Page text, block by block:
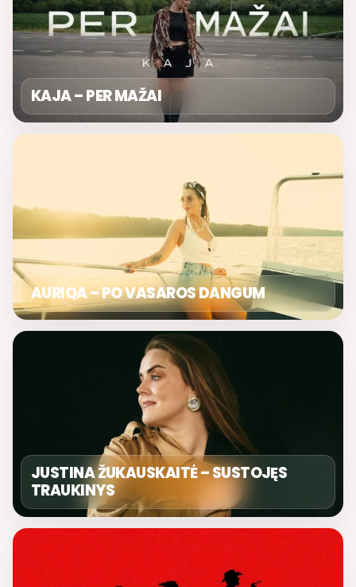
KAJA – PER MAŽAI
AURIQA – PO VASAROS DANGUM
JUSTINA ŽUKAUSKAITĖ – SUSTOJĘS
TRAUKINYS